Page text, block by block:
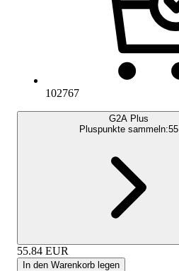
102767
G2A Plus
Pluspunkte sammeln:55
55.84 EUR
In den Warenkorb legen